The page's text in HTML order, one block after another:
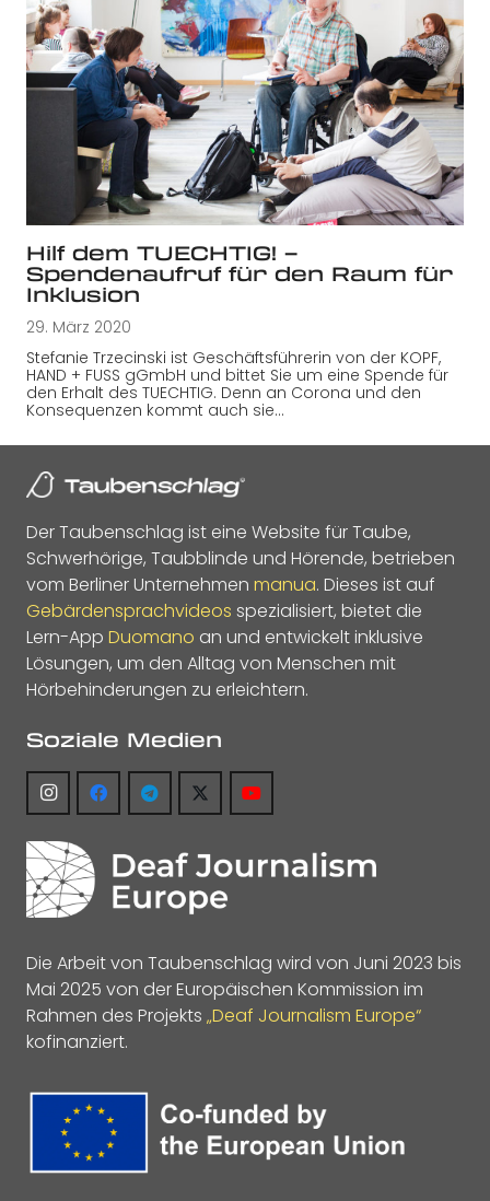
Hilf dem TUECHTIG! –
Spendenaufruf für den Raum für
Inklusion
29. März 2020
Stefanie Trzecinski ist Geschäftsführerin von der KOPF,
HAND + FUSS gGmbH und bittet Sie um eine Spende für
den Erhalt des TUECHTIG. Denn an Corona und den
Konsequenzen kommt auch sie…
Der Taubenschlag ist eine Website für Taube,
Schwerhörige, Taubblinde und Hörende, betrieben
vom Berliner Unternehmen manua. Dieses ist auf
Gebärdensprachvideos spezialisiert, bietet die
Lern-App Duomano an und entwickelt inklusive
Lösungen, um den Alltag von Menschen mit
Hörbehinderungen zu erleichtern.
Soziale Medien
Die Arbeit von Taubenschlag wird von Juni 2023 bis
Mai 2025 von der Europäischen Kommission im
Rahmen des Projekts „Deaf Journalism Europe“
kofinanziert.